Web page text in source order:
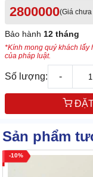
2800000(Giá chưa
Bảo hành 12 tháng
*Kính mong quý khách lấy
của pháp luật.
Số lượng: -
Sản phẩm
10